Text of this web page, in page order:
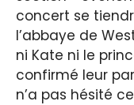
concert se
l’abbaye de
ni Kate ni le
confirmé leur
n’a pas hésité